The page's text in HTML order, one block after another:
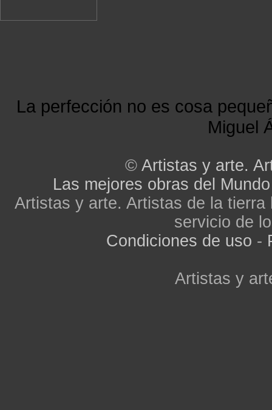
La perfección no es cosa
Miguel
© Artistas y arte.
Las mejores obras del Mundo
Artistas y arte. Artistas de la
servicio de
Condiciones de uso -
Artistas y